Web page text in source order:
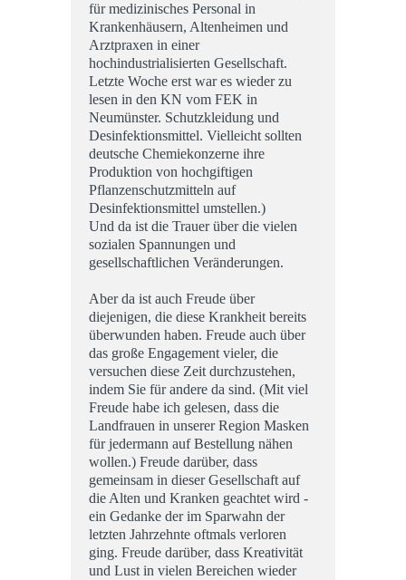
für medizinisches Personal in
Krankenhäusern, Altenheimen und
Arztpraxen in einer
hochindustrialisierten Gesellschaft.
Letzte Woche erst war es wieder zu
lesen in den KN vom FEK in
Neumünster. Schutzkleidung und
Desinfektionsmittel. Vielleicht sollten
deutsche Chemiekonzerne ihre
Produktion von hochgiftigen
Pflanzenschutzmitteln auf
Desinfektionsmittel umstellen.)
Und da ist die Trauer über die vielen
sozialen Spannungen und
gesellschaftlichen Veränderungen.
Aber da ist auch Freude über
diejenigen, die diese Krankheit bereits
überwunden haben. Freude auch über
das große Engagement vieler, die
versuchen diese Zeit durchzustehen,
indem Sie für andere da sind. (Mit viel
Freude habe ich gelesen, dass die
Landfrauen in unserer Region Masken
für jedermann auf Bestellung nähen
wollen.) Freude darüber, dass
gemeinsam in dieser Gesellschaft auf
die Alten und Kranken geachtet wird -
ein Gedanke der im Sparwahn der
letzten Jahrzehnte oftmals verloren
ging. Freude darüber, dass Kreativität
und Lust in vielen Bereichen wieder